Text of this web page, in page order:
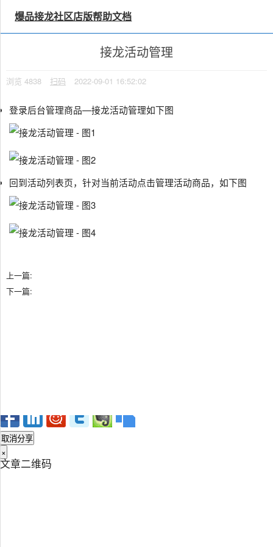
思维导图备注
关闭
爆品接龙社区店版帮助文档
接龙活动管理
浏览 4838 扫码 2022-09-01 16:52:02
登录后台管理商品—接龙活动管理如下图
回到活动列表页，针对当前活动点击管理活动商品，如下图
上一篇:
下一篇:
取消分享
×
文章二维码